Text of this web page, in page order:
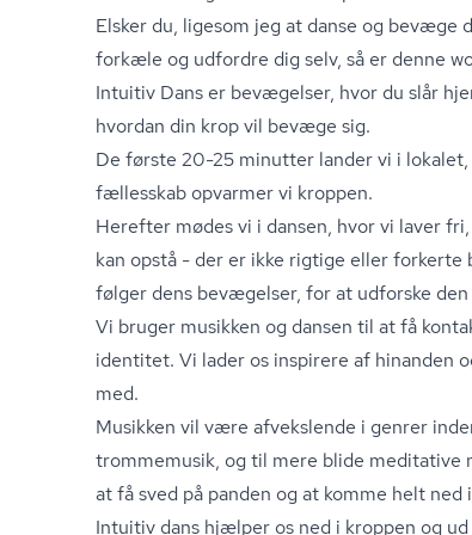
Elsker du, ligesom jeg at danse og bevæge
forkæle og udfordre dig selv, så er denne
Intuitiv Dans er bevægelser, hvor du slår
hvordan din krop vil bevæge sig.
De første 20-25 minutter lander vi i
fællesskab opvarmer vi kroppen.
Herefter mødes vi i dansen, hvor vi laver
kan opstå - der er ikke rigtige eller
følger dens bevægelser, for at udforske den
Vi bruger musikken og dansen til at få
identitet. Vi lader os inspirere af hinanden
med.
Musikken vil være afvekslende i genrer
trommemusik, og til mere blide meditative
at få sved på panden og at komme helt ned
Intuitiv dans hjælper os ned i kroppen og